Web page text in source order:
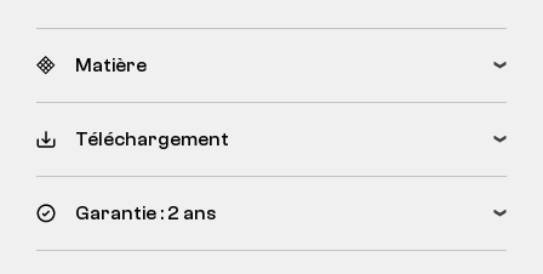
Matière
Téléchargement
Garantie : 2 ans